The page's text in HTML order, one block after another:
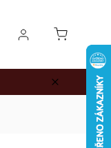
Keramika a jiné